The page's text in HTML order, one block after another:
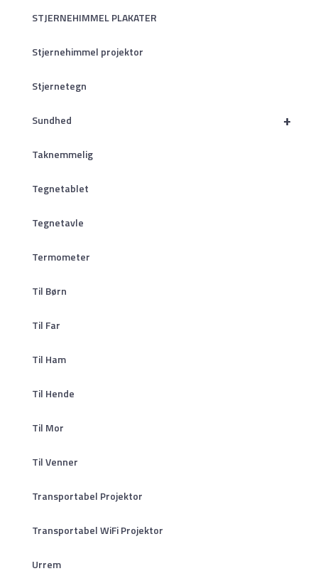
STJERNEHIMMEL PLAKATER
Stjernehimmel projektor
Stjernetegn
+
Sundhed
Taknemmelig
Tegnetablet
Tegnetavle
Termometer
Til Børn
Til Far
Til Ham
Til Hende
Til Mor
Til Venner
Transportabel Projektor
Transportabel WiFi Projektor
Urrem